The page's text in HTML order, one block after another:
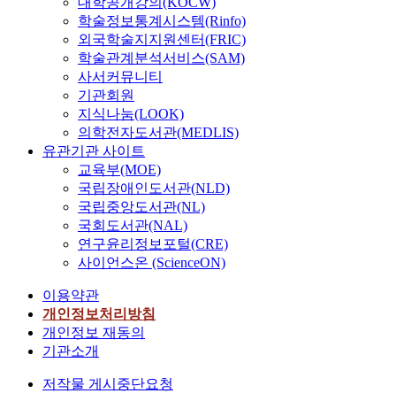
학술정보통계시스템(Rinfo)
외국학술지지원센터(FRIC)
학술관계분석서비스(SAM)
사서커뮤니티
기관회원
지식나눔(LOOK)
의학전자도서관(MEDLIS)
유관기관 사이트
교육부(MOE)
국립장애인도서관(NLD)
국립중앙도서관(NL)
국회도서관(NAL)
연구윤리정보포털(CRE)
사이언스온 (ScienceON)
이용약관
개인정보처리방침
개인정보 재동의
기관소개
저작물 게시중단요청